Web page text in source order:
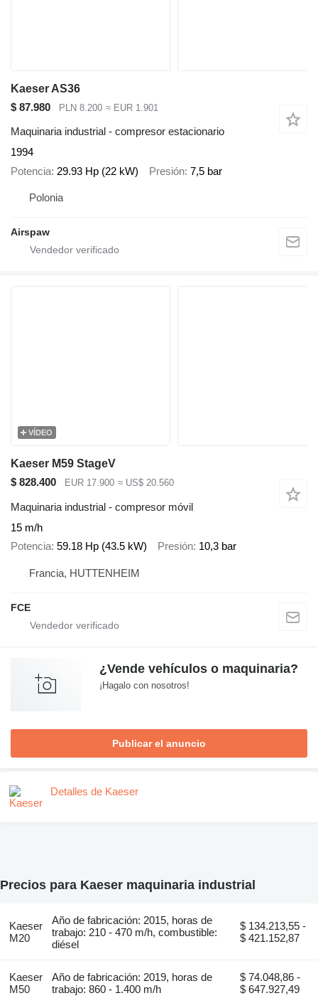
Kaeser AS36
$ 87.980
PLN 8.200 ≈ EUR 1.901
Maquinaria industrial - compresor estacionario
1994
Potencia 29.93 Hp (22 kW) Presión 7,5 bar
Polonia
Airspaw
VÍDEO
Kaeser M59 StageV
$ 828.400
EUR 17.900 ≈ US$ 20.560
Maquinaria industrial - compresor móvil
15 m/h
Potencia 59.18 Hp (43.5 kW) Presión 10,3 bar
Francia, HUTTENHEIM
FCE
¿Vende vehículos o maquinaria?
¡Hagalo con nosotros!
Publicar el anuncio
Detalles de Kaeser
Precios para Kaeser maquinaria industrial
Kaeser
M20
Año de fabricación: 2015, horas de
trabajo: 210 - 470 m/h, combustible:
diésel
$ 134.213,55 -
$ 421.152,87
Kaeser
M50
Año de fabricación: 2019, horas de
trabajo: 860 - 1.400 m/h
$ 74.048,86 -
$ 647.927,49